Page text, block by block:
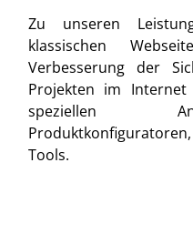
Zu unseren
klassischen
Verbesserung der
Projekten im
speziellen
Tools.